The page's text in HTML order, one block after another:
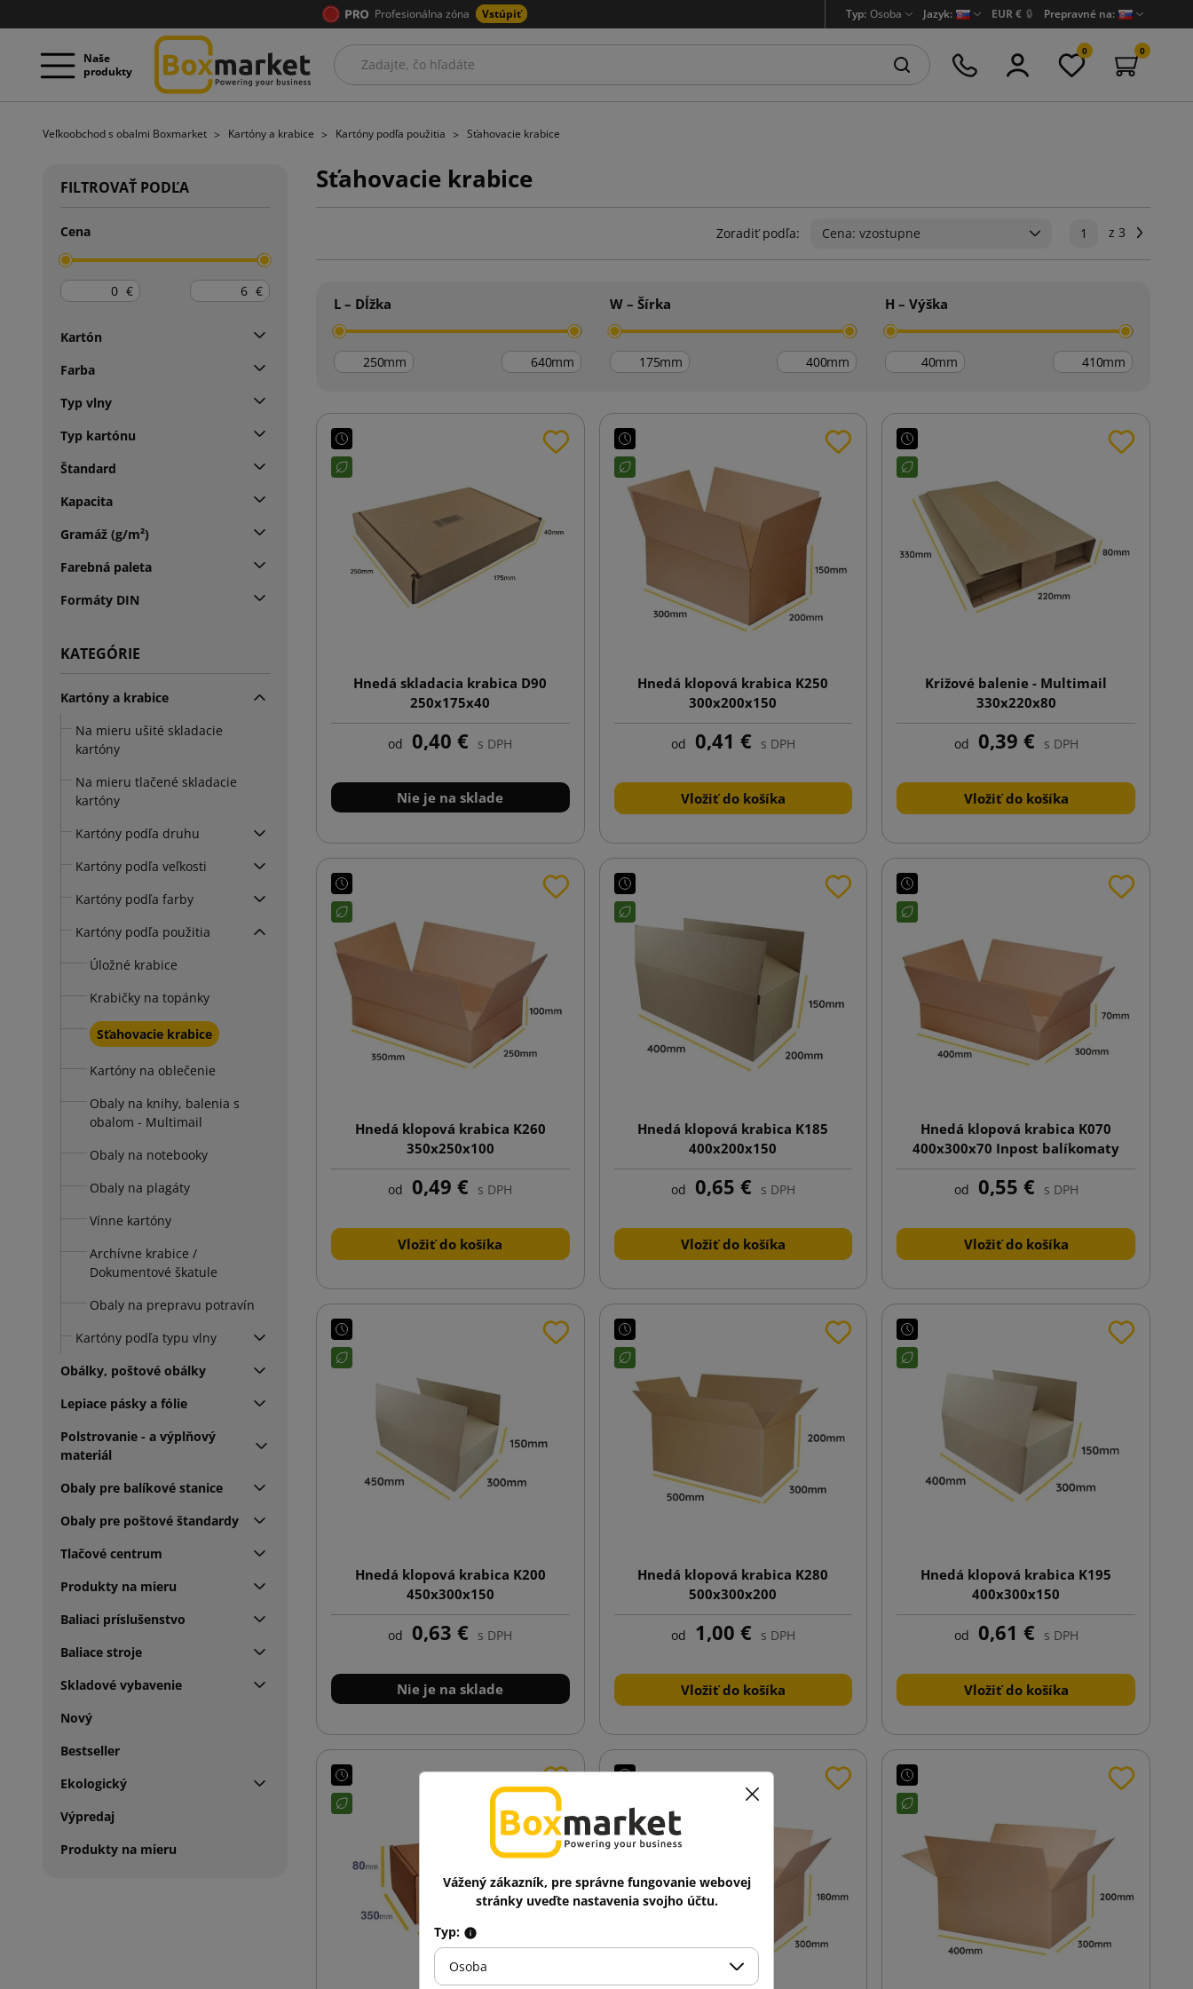
Profesionálna zóna Vstúpiť Typ: Osoba Jazyk: EUR € 🔒 Prepravné na:
Naše
produkty
0 0
Veľkoobchod s obalmi Boxmarket Kartóny a krabice Kartóny podľa použitia Sťahovacie krabice
FILTROVAŤ PODĽA
Cena
€ €
Kartón
Farba
Typ vlny
Typ kartónu
Štandard
Kapacita
Gramáž (g/m²)
Farebná paleta
Formáty DIN
KATEGÓRIE
Kartóny a krabice
Na mieru ušité skladacie
kartóny
Na mieru tlačené skladacie
kartóny
Kartóny podľa druhu
Kartóny podľa veľkosti
Kartóny podľa farby
Kartóny podľa použitia
Úložné krabice
Krabičky na topánky
Sťahovacie krabice
Kartóny na oblečenie
Obaly na knihy, balenia s
obalom - Multimail
Obaly na notebooky
Obaly na plagáty
Vínne kartóny
Archívne krabice /
Dokumentové škatule
Obaly na prepravu potravín
Kartóny podľa typu vlny
Obálky, poštové obálky
Lepiace pásky a fólie
Polstrovanie - a výplňový
materiál
Obaly pre balíkové stanice
Obaly pre poštové štandardy
Tlačové centrum
Produkty na mieru
Baliaci príslušenstvo
Baliace stroje
Skladové vybavenie
Nový
Bestseller
Ekologický
Výpredaj
Produkty na mieru
Sťahovacie krabice
Zoradiť podľa: Cena: vzostupne 1 z 3
L – Dĺžka
mm mm
W – Šírka
mm mm
H – Výška
mm mm
Hnedá skladacia krabica D90
250x175x40
od 0,40 € s DPH
Nie je na sklade
Hnedá klopová krabica K250
300x200x150
od 0,41 € s DPH
Vložiť do košíka
Križové balenie - Multimail
330x220x80
od 0,39 € s DPH
Vložiť do košíka
Hnedá klopová krabica K260
350x250x100
od 0,49 € s DPH
Vložiť do košíka
Hnedá klopová krabica K185
400x200x150
od 0,65 € s DPH
Vložiť do košíka
Hnedá klopová krabica K070
400x300x70 Inpost balíkomaty
veľkosť A
od 0,55 € s DPH
Vložiť do košíka
Hnedá klopová krabica K200
450x300x150
od 0,63 € s DPH
Nie je na sklade
Hnedá klopová krabica K280
500x300x200
od 1,00 € s DPH
Vložiť do košíka
Hnedá klopová krabica K195
400x300x150
od 0,61 € s DPH
Vložiť do košíka
Vážený zákazník, pre správne fungovanie webovej
stránky uveďte nastavenia svojho účtu.
Typ:
Osoba